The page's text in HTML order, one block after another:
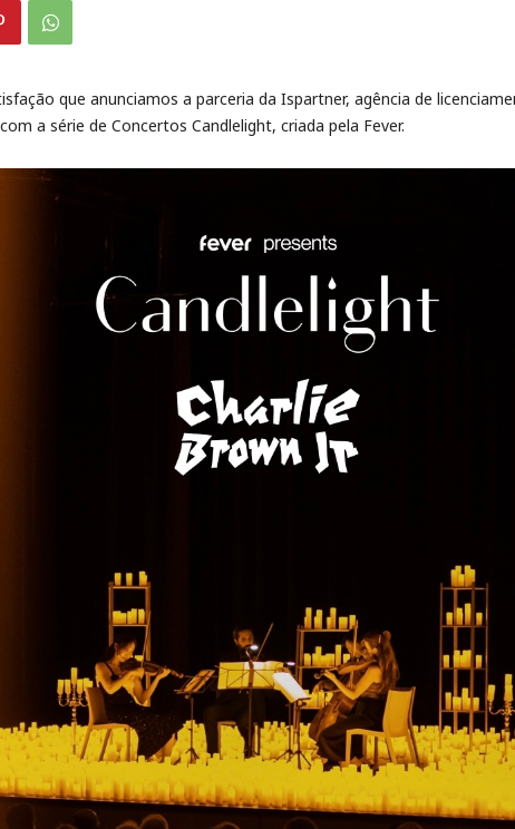
que anunciamos a parceria da Ispartner, agência de
a série de Concertos Candlelight, criada pela Fever.